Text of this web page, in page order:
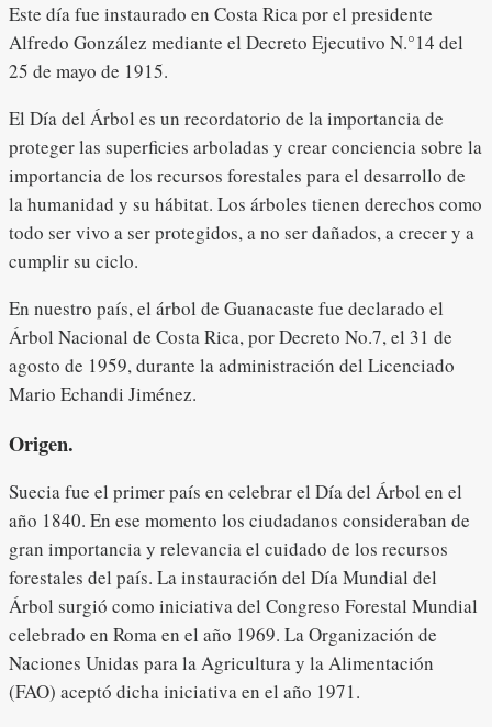
Este día fue instaurado en Costa Rica por el presidente
Alfredo González mediante el Decreto Ejecutivo N.°14 del
25 de mayo de 1915.
El Día del Árbol es un recordatorio de la importancia de
proteger las superficies arboladas y crear conciencia sobre la
importancia de los recursos forestales para el desarrollo de
la humanidad y su hábitat. Los árboles tienen derechos como
todo ser vivo a ser protegidos, a no ser dañados, a crecer y a
cumplir su ciclo.
En nuestro país, el árbol de Guanacaste fue declarado el
Árbol Nacional de Costa Rica, por Decreto No.7, el 31 de
agosto de 1959, durante la administración del Licenciado
Mario Echandi Jiménez.
Origen.
Suecia fue el primer país en celebrar el Día del Árbol en el
año 1840. En ese momento los ciudadanos consideraban de
gran importancia y relevancia el cuidado de los recursos
forestales del país. La instauración del Día Mundial del
Árbol surgió como iniciativa del Congreso Forestal Mundial
celebrado en Roma en el año 1969. La Organización de
Naciones Unidas para la Agricultura y la Alimentación
(FAO) aceptó dicha iniciativa en el año 1971.